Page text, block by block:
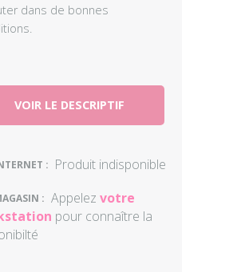
dans de bonnes
VOIR LE DESCRIPTIF
: Produit indisponible
: Appelez votre
pour connaître la